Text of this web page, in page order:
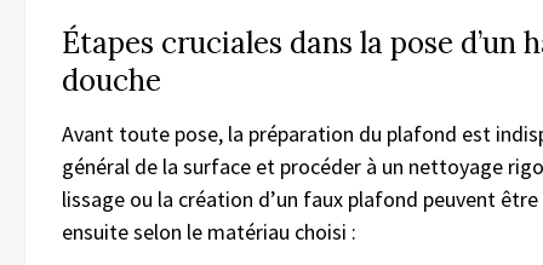
Étapes cruciales dans la pose d’un
douche
Avant toute pose, la préparation du plafond est
général de la surface et procéder à un nettoyage
lissage ou la création d’un faux plafond peuvent
ensuite selon le matériau choisi :